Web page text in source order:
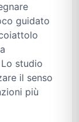
guidato
studio
il senso
più